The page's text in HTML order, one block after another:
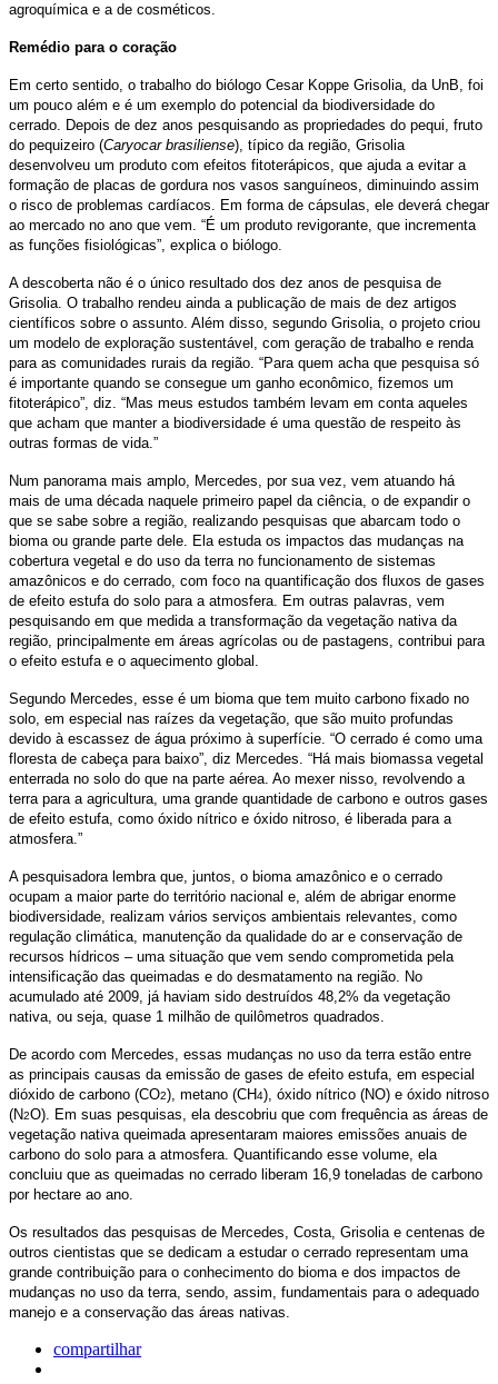
agroquímica e a de cosméticos.
Remédio para o coração
Em certo sentido, o trabalho do biólogo Cesar Koppe Grisolia, da UnB, foi
um pouco além e é um exemplo do potencial da biodiversidade do
cerrado. Depois de dez anos pesquisando as propriedades do pequi, fruto
do pequizeiro (Caryocar brasiliense), típico da região, Grisolia
desenvolveu um produto com efeitos fitoterápicos, que ajuda a evitar a
formação de placas de gordura nos vasos sanguíneos, diminuindo assim
o risco de problemas cardíacos. Em forma de cápsulas, ele deverá chegar
ao mercado no ano que vem. “É um produto revigorante, que incrementa
as funções fisiológicas”, explica o biólogo.
A descoberta não é o único resultado dos dez anos de pesquisa de
Grisolia. O trabalho rendeu ainda a publicação de mais de dez artigos
científicos sobre o assunto. Além disso, segundo Grisolia, o projeto criou
um modelo de exploração sustentável, com geração de trabalho e renda
para as comunidades rurais da região. “Para quem acha que pesquisa só
é importante quando se consegue um ganho econômico, fizemos um
fitoterápico”, diz. “Mas meus estudos também levam em conta aqueles
que acham que manter a biodiversidade é uma questão de respeito às
outras formas de vida.”
Num panorama mais amplo, Mercedes, por sua vez, vem atuando há
mais de uma década naquele primeiro papel da ciência, o de expandir o
que se sabe sobre a região, realizando pesquisas que abarcam todo o
bioma ou grande parte dele. Ela estuda os impactos das mudanças na
cobertura vegetal e do uso da terra no funcionamento de sistemas
amazônicos e do cerrado, com foco na quantificação dos fluxos de gases
de efeito estufa do solo para a atmosfera. Em outras palavras, vem
pesquisando em que medida a transformação da vegetação nativa da
região, principalmente em áreas agrícolas ou de pastagens, contribui para
o efeito estufa e o aquecimento global.
Segundo Mercedes, esse é um bioma que tem muito carbono fixado no
solo, em especial nas raízes da vegetação, que são muito profundas
devido à escassez de água próximo à superfície. “O cerrado é como uma
floresta de cabeça para baixo”, diz Mercedes. “Há mais biomassa vegetal
enterrada no solo do que na parte aérea. Ao mexer nisso, revolvendo a
terra para a agricultura, uma grande quantidade de carbono e outros gases
de efeito estufa, como óxido nítrico e óxido nitroso, é liberada para a
atmosfera.”
A pesquisadora lembra que, juntos, o bioma amazônico e o cerrado
ocupam a maior parte do território nacional e, além de abrigar enorme
biodiversidade, realizam vários serviços ambientais relevantes, como
regulação climática, manutenção da qualidade do ar e conservação de
recursos hídricos – uma situação que vem sendo comprometida pela
intensificação das queimadas e do desmatamento na região. No
acumulado até 2009, já haviam sido destruídos 48,2% da vegetação
nativa, ou seja, quase 1 milhão de quilômetros quadrados.
De acordo com Mercedes, essas mudanças no uso da terra estão entre
as principais causas da emissão de gases de efeito estufa, em especial
dióxido de carbono (CO2), metano (CH4), óxido nítrico (NO) e óxido nitroso
(N2O). Em suas pesquisas, ela descobriu que com frequência as áreas de
vegetação nativa queimada apresentaram maiores emissões anuais de
carbono do solo para a atmosfera. Quantificando esse volume, ela
concluiu que as queimadas no cerrado liberam 16,9 toneladas de carbono
por hectare ao ano.
Os resultados das pesquisas de Mercedes, Costa, Grisolia e centenas de
outros cientistas que se dedicam a estudar o cerrado representam uma
grande contribuição para o conhecimento do bioma e dos impactos de
mudanças no uso da terra, sendo, assim, fundamentais para o adequado
manejo e a conservação das áreas nativas.
compartilhar